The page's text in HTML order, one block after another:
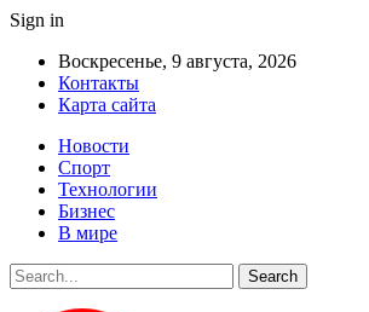
Sign in
Воскресенье, 9 августа, 2026
Контакты
Карта сайта
Новости
Спорт
Технологии
Бизнес
В мире